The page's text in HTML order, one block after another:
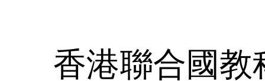
香港聯合國教